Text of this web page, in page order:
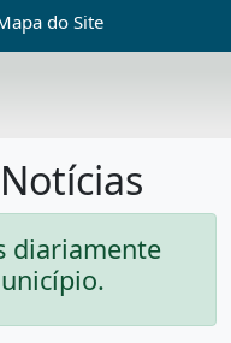
do Site
diariamente